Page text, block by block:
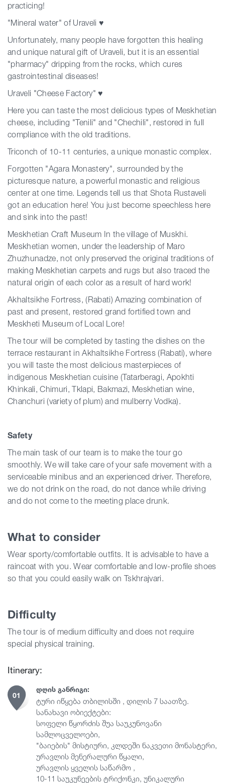
practicing!
"Mineral water" of Uraveli ♥
Unfortunately, many people have forgotten this healing
and unique natural gift of Uraveli, but it is an essential
"pharmacy" dripping from the rocks, which cures
gastrointestinal diseases!
Uraveli "Cheese Factory" ♥
Here you can taste the most delicious types of Meskhetian
cheese, including "Tenili" and "Chechili", restored in full
compliance with the old traditions.
Triconch of 10-11 centuries, a unique monastic complex.
Forgotten "Agara Monastery", surrounded by the
picturesque nature, a powerful monastic and religious
center at one time. Legends tell us that Shota Rustaveli
got an education here! You just become speechless here
and sink into the past!
Meskhetian Craft Museum In the village of Muskhi.
Meskhetian women, under the leadership of Maro
Zhuzhunadze, not only preserved the original traditions of
making Meskhetian carpets and rugs but also traced the
natural origin of each color as a result of hard work!
Akhaltsikhe Fortress, (Rabati) Amazing combination of
past and present, restored grand fortified town and
Meskheti Museum of Local Lore!
The tour will be completed by tasting the dishes on the
terrace restaurant in Akhaltsikhe Fortress (Rabati), where
you will taste the most delicious masterpieces of
indigenous Meskhetian cuisine (Tatarberagi, Apokhti
Khinkali, Chimuri, Tklapi, Bakmazi, Meskhetian wine,
Chanchuri (variety of plum) and mulberry Vodka).
Safety
The main task of our team is to make the tour go
smoothly. We will take care of your safe movement with a
serviceable minibus and an experienced driver. Therefore,
we do not drink on the road, do not dance while driving
and do not come to the meeting place drunk.
What to consider
Wear sporty/comfortable outfits. It is advisable to have a
raincoat with you. Wear comfortable and low-profile shoes
so that you could easily walk on Tskhrajvari.
Difficulty
The tour is of medium difficulty and does not require
special physical training.
Itinerary:
01
ᲓᲦᲘᲡ ᲒᲐᲜᲠᲘᲒᲘ:
ტური იწყება თბილისში , დილის 7 საათზე.
სანახავი ობიექტები:
სოფელი წყორძის შუა საუკუნოვანი
სამლოცველოები,
"ბაიების" მისტიური, კლდეში ნაკვეთი მონასტერი,
ურავლის მენერალური წყალი,
ურავლის ყველის საწარმო ,
10-11 საუკუნეების ტრიქონკი, უნიკალური